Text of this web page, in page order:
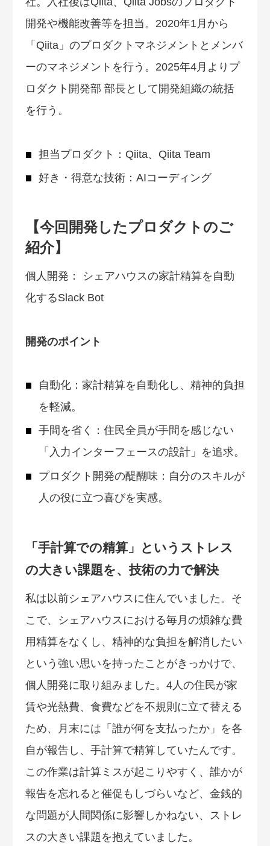
開発や機能改善等を担当。2020年1月から
「Qiita」のプロダクトマネジメントとメンバ
ーのマネジメントを行う。2025年4月よりプ
ロダクト開発部 部長として開発組織の統括
を行う。
担当プロダクト：Qiita、Qiita Team
好き・得意な技術：AIコーディング
【今回開発したプロダクトのご
紹介】
個人開発： シェアハウスの家計精算を自動
化するSlack Bot
開発のポイント
自動化：家計精算を自動化し、精神的負担
を軽減。
手間を省く：住民全員が手間を感じない
「入力インターフェースの設計」を追求。
プロダクト開発の醍醐味：自分のスキルが
人の役に立つ喜びを実感。
「手計算での精算」というストレス
の大きい課題を、技術の力で解決
私は以前シェアハウスに住んでいました。そ
こで、シェアハウスにおける毎月の煩雑な費
用精算をなくし、精神的な負担を解消したい
という強い思いを持ったことがきっかけで、
個人開発に取り組みました。4人の住民が家
賃や光熱費、食費などを不規則に立て替える
ため、月末には「誰が何を支払ったか」を各
自が報告し、手計算で精算していたんです。
この作業は計算ミスが起こりやすく、誰かが
報告を忘れると催促もしづらいなど、金銭的
な問題が人間関係に影響しかねない、ストレ
スの大きい課題を抱えていました。